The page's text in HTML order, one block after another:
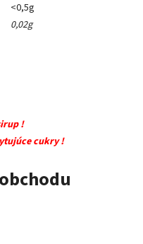
<0,5g
0,02g
!
cukry !